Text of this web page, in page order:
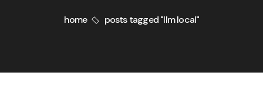
home posts tagged "llm local"